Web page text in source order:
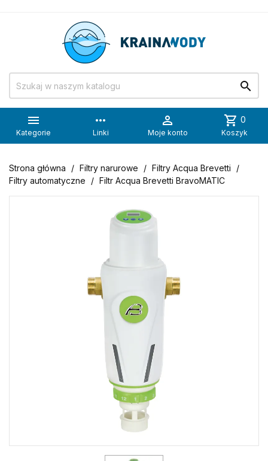


Kategorie
more_horiz
Linki

Moje konto
shopping_cart 0
Koszyk
Strona główna Filtry narurowe
Filtry Acqua Brevetti
Filtry automatyczne
Filtr Acqua Brevetti BravoMATIC